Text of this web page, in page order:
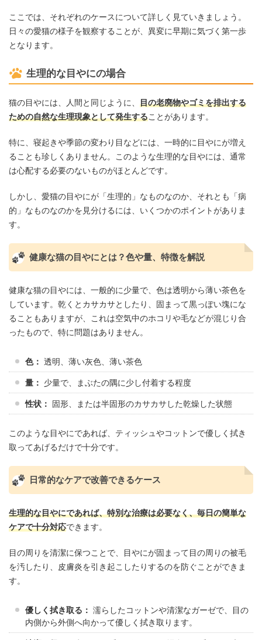
ここでは、それぞれのケースについて詳しく見ていきましょう。
日々の愛猫の様子を観察することが、異変に早期に気づく第一歩
となります。
生理的な目やにの場合
猫の目やには、人間と同じように、 目の老廃物やゴミを排出する
ための自然な生理現象として発生することがあります。
特に、寝起きや季節の変わり目などには、一時的に目やにが増え
ることも珍しくありません。このような生理的な目やには、通常
は心配する必要のないものがほとんどです。
しかし、愛猫の目やにが「生理的」なものなのか、それとも「病
的」なものなのかを見分けるには、いくつかのポイントがありま
す。
健康な猫の目やにとは？色や量、特徴を解説
健康な猫の目やには、一般的に少量で、色は透明から薄い茶色を
しています。乾くとカサカサとしたり、固まって黒っぽい塊にな
ることもありますが、これは空気中のホコリや毛などが混じり合
ったもので、特に問題はありません。
色： 透明、薄い灰色、薄い茶色
量： 少量で、まぶたの隅に少し付着する程度
性状： 固形、または半固形のカサカサした乾燥した状態
このような目やにであれば、ティッシュやコットンで優しく拭き
取ってあげるだけで十分です。
日常的なケアで改善できるケース
生理的な目やにであれば、特別な治療は必要なく、毎日の簡単な
ケアで十分対応できます。
目の周りを清潔に保つことで、目やにが固まって目の周りの被毛
を汚したり、皮膚炎を引き起こしたりするのを防ぐことができま
す。
優しく拭き取る： 濡らしたコットンや清潔なガーゼで、目の
内側から外側へ向かって優しく拭き取ります。